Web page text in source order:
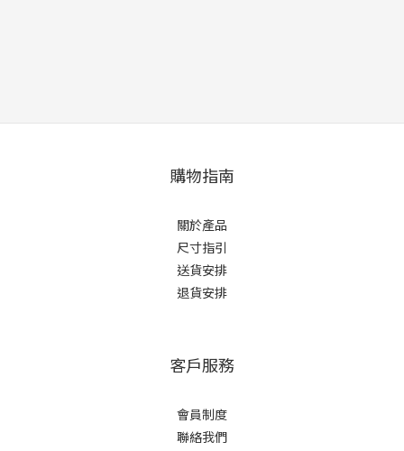
購物指南
關於產品
尺寸指引
送貨安排
退貨安排
客戶服務
會員制度
聯絡我們